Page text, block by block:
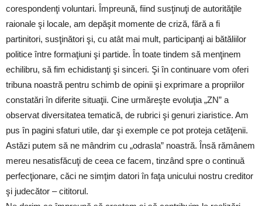
corespondenţi voluntari. Împreună, fiind susţinuţi de autorităţile
raionale şi locale, am depăşit momente de criză, fără a fi
partinitori, susţinători şi, cu atât mai mult, participanţi ai bătăliilor
politice între formaţiuni şi partide. În toate tindem să menţinem
echilibru, să fim echidistanţi şi sinceri. Şi în continuare vom oferi
tribuna noastră pentru schimb de opinii şi exprimare a propriilor
constatări în diferite situaţii. Cine urmăreşte evoluţia „ZN” a
observat diversitatea tematică, de rubrici şi genuri ziaristice. Am
pus în pagini sfaturi utile, dar şi exemple ce pot proteja cetăţenii.
Astăzi putem să ne mândrim cu „odrasla” noastră. Însă rămânem
mereu nesatisfăcuţi de ceea ce facem, tinzând spre o continuă
perfecţionare, căci ne simţim datori în faţa unicului nostru creditor
şi judecător – cititorul.